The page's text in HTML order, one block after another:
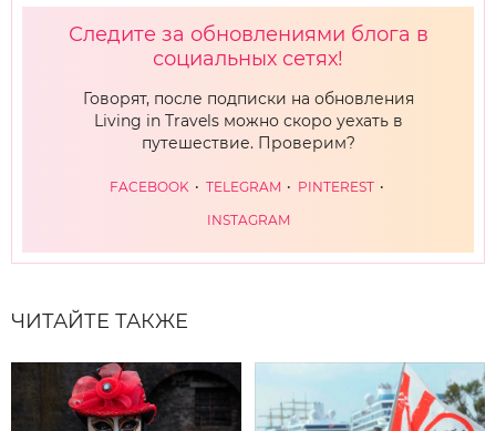
Следите за обновлениями блога в
социальных сетях!
Говорят, после подписки на обновления
Living in Travels можно скоро уехать в
путешествие. Проверим?
FACEBOOK TELEGRAM
PINTEREST
INSTAGRAM
ЧИТАЙТЕ ТАКЖЕ